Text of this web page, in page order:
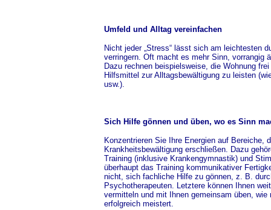
Umfeld und Alltag vereinfachen
Nicht jeder „Stress“ lässt sich am leichtesten
verringern. Oft macht es mehr Sinn, vorrangig
Dazu rechnen beispielsweise, die Wohnung
Hilfsmittel zur Alltagsbewältigung zu leisten
usw.).
Sich Hilfe gönnen und üben, wo es Sinn
Konzentrieren Sie Ihre Energien auf Bereiche,
Krankheitsbewältigung erschließen. Dazu
Training (inklusive Krankengymnastik) und
überhaupt das Training kommunikativer
nicht, sich fachliche Hilfe zu gönnen, z. B.
Psychotherapeuten. Letztere können Ihnen
vermitteln und mit Ihnen gemeinsam üben,
erfolgreich meistert.